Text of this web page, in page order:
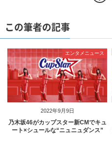
この筆者の記事
2022年9月9日
エンタメニュース
乃木坂46がカップスター新CMでキュ
ート×シュールな“ニュニュダンス”